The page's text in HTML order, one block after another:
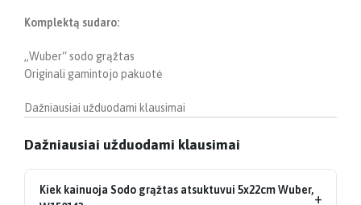
Komplektą sudaro:
„Wuber“ sodo grąžtas
Originali gamintojo pakuotė
Dažniausiai užduodami klausimai
Dažniausiai užduodami klausimai
Kiek kainuoja Sodo grąžtas atsuktuvui 5x22cm Wuber,+